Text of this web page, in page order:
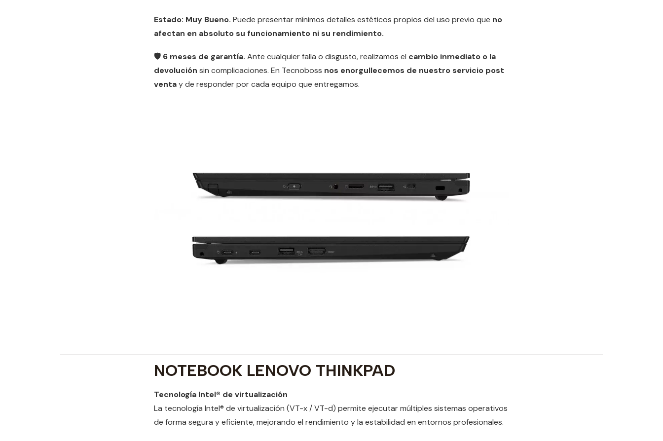
Estado: Muy Bueno. Puede presentar mínimos detalles estéticos propios del uso previo que no
afectan en absoluto su funcionamiento ni su rendimiento.
🛡️ 6 meses de garantía. Ante cualquier falla o disgusto, realizamos el cambio inmediato o la
devolución sin complicaciones. En Tecnoboss nos enorgullecemos de nuestro servicio post
ventay de responder por cada equipo que entregamos.
NOTEBOOK LENOVO THINKPAD
Tecnología Intel® de virtualización
La tecnología Intel® de virtualización (VT-x / VT-d) permite ejecutar múltiples sistemas operativos
de forma segura y eficiente, mejorando el rendimiento y la estabilidad en entornos profesionales.